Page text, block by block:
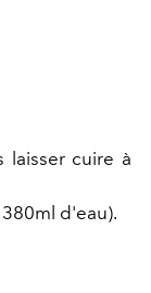
laisser cuire à
d'eau).